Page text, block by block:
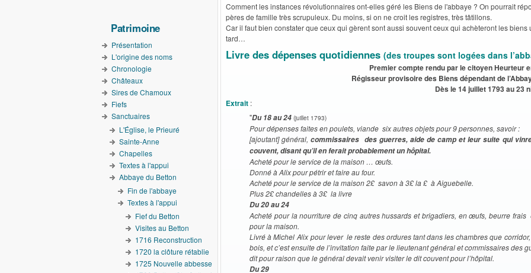
Comment les instances révolutionnaires ont-elles géré les Biens de l'abbaye ? On pourrait
pères de famille très scrupuleux. Du moins, si on ne croit les registres, très tâtillons.
Car il faut bien constater que ceux qui gèrent sont aussi souvent ceux qui achèteront les biens
tard…
Livre des dépenses quotidiennes (des troupes sont logées dans
Premier compte rendu par le citoyen Heurteur
Régisseur provisoire des Biens dépendant de
Dès le 14 juillet 1793 au 23
Extrait :
"Du 18 au 24 (juillet 1793)
Pour dépenses faites en poulets, viande six autres objets pour 9 personnes, savoir :
[ajoutant] général,commissaires des guerres, aide de camp et leur suite qui
couvent, disant qu’il en ferait probablement un hôpital.
Acheté pour le service de la maison … œufs.
Donné à Alix pour pétrir et faire au four.
Acheté pour le service de la maison 2£ savon à 3£ la £ à Aiguebelle.
Plus 2£ chandelles à 3£ la livre
Du 20 au 24
Acheté pour la nourriture de cinq autres hussards et brigadiers, en œufs, beurre frais
pour la maison.
Livré à Michel Alix pour lever le reste des ordures tant dans les chambres que
bois, et c’est ensuite de l’invitation faite par le lieutenant général et commissaires des
dit pour raison que le général devait venir visiter le dit couvent pour l’hôpital.
Du 29
Patrimoine
Présentation
L'origine des noms
Chronologie
Châteaux
Sires de Chamoux
Fiefs
Sanctuaires
L'Église, le Prieuré
Sainte-Anne
Chapelles
Textes à l'appui
Abbaye du Betton
Fin de l'abbaye
Textes à l'appui
Fief du Betton
Visites au Betton
1716 Reconstruction
1720 la clôture rétablie
1725 Nouvelle abbesse